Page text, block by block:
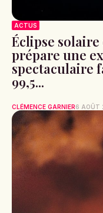
ACTUS
Éclipse solaire
prépare une
spectaculaire
99,5...
CLÉMENCE GARNIER6 AOÛT